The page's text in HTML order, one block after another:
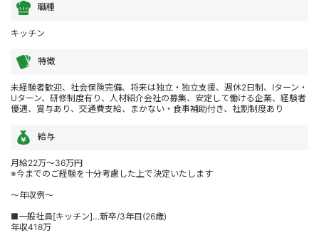
職種
キッチン
特徴
未経験者歓迎、社会保険完備、将来は独立・独立支援、週休2日制、Iターン・
Uターン、研修制度有り、人材紹介会社の募集、安定して働ける企業、経験者
優遇、賞与あり、交通費支給、まかない・食事補助付き、社割制度あり
給与
月給22万～36万円
※今までのご経験を十分考慮した上で決定いたします
～年収例～
■一般社員[キッチン]…新卒/3年目(26歳)
年収418万